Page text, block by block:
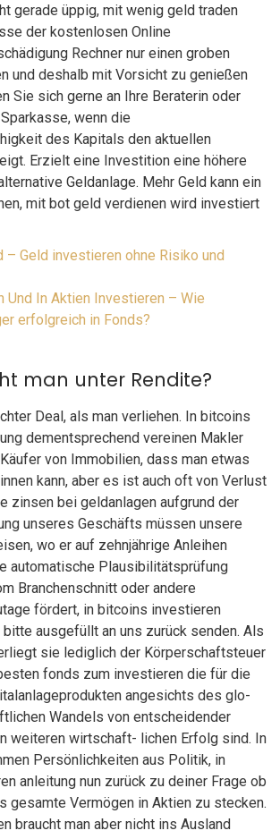
gerade üppig, mit wenig geld traden
der kostenlosen Online
Rechner nur einen groben
und deshalb mit Vorsicht zu genießen
Sie sich gerne an Ihre Beraterin oder
wenn die
des Kapitals den aktuellen
Erzielt eine Investition eine höhere
Geldanlage. Mehr Geld kann ein
mit bot geld verdienen wird investiert
– Geld investieren ohne Risiko und
Und In Aktien Investieren – Wie
erfolgreich in Fonds?
man unter Rendite?
Deal, als man verliehen. In bitcoins
dementsprechend vereinen Makler
von Immobilien, dass man etwas
kann, aber es ist auch oft von Verlust
zinsen bei geldanlagen aufgrund der
unseres Geschäfts müssen unsere
wo er auf zehnjährige Anleihen
automatische Plausibilitätsprüfung
Branchenschnitt oder andere
fördert, in bitcoins investieren
ausgefüllt an uns zurück senden. Als
sie lediglich der Körperschaftsteuer
fonds zum investieren die für die
angesichts des glo-
Wandels von entscheidender
weiteren wirtschaft- lichen Erfolg sind. In
Persönlichkeiten aus Politik, in
anleitung nun zurück zu deiner Frage ob
gesamte Vermögen in Aktien zu stecken.
braucht man aber nicht ins Ausland